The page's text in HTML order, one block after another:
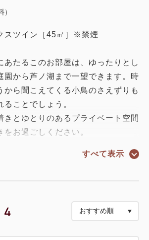
スツイン［45㎡］※禁煙
あたるこのお部屋は、ゆったりとし
園から芦ノ湖まで一望できます。時
から聞こえてくる小鳥のさえずりも
ことでしょう。
きとゆとりのあるプライベート空間
をお過ごしください。
Ｄ２００㎝×Ｗ１２５㎝
浄便座トイレ）
すべて表示
4